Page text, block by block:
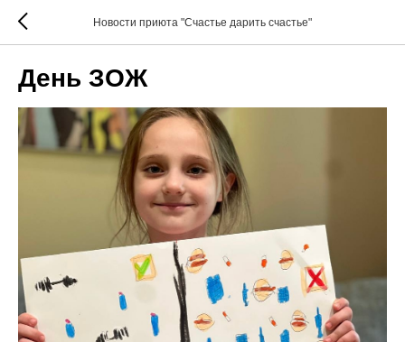
Новости приюта "Счастье дарить счастье"
День ЗОЖ